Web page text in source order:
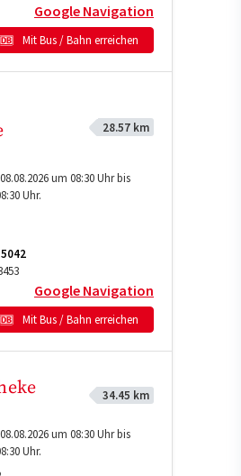
Google Navigation
Mit Bus / Bahn erreichen
28.57 km
um 08:30 Uhr bis
Uhr.
Google Navigation
Mit Bus / Bahn erreichen
34.45 km
um 08:30 Uhr bis
Uhr.